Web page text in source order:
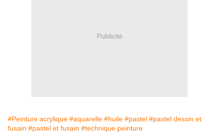
Publicité
#Peinture acrylique #aquarelle #huile #pastel #pastel dessin et
fusain #pastel et fusain #technique peinture